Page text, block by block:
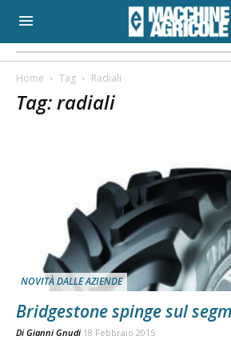
Home Tag Radiali
Tag: radiali
NOVITÀ DALLE AZIENDE
Bridgestone spinge sul
Di Gianni Gnudi 18 Febbraio 2015